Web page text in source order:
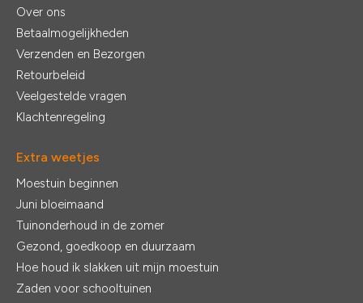
Over ons
Betaalmogelijkheden
Verzenden en Bezorgen
Retourbeleid
Veelgestelde vragen
Klachtenregeling
Extra weetjes
Moestuin beginnen
Juni bloeimaand
Tuinonderhoud in de zomer
Gezond, goedkoop en duurzaam
Hoe houd ik slakken uit mijn moestuin
Zaden voor schooltuinen